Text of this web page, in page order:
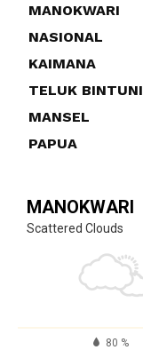
MANOKWARI
NASIONAL
KAIMANA
TELUK BINTUNI
MANSEL
PAPUA
MANOKWARI
Scattered Clouds
80 %